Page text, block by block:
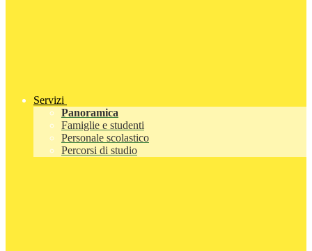
Servizi
Panoramica
Famiglie e studenti
Personale scolastico
Percorsi di studio